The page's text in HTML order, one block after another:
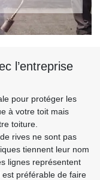
l’entreprise
pour protéger les
à votre toit mais
toiture.
rives ne sont pas
tiennent leur nom
lignes représentent
préférable de faire